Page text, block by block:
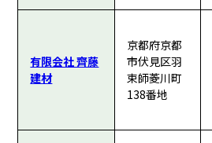
有限会社 齊藤
建材
京都府京都
市伏見区羽
束師菱川町
138番地